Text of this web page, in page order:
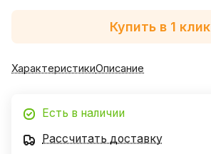
Купить в 1 клик
ХарактеристикиОписание
Есть в наличии
Рассчитать доставку